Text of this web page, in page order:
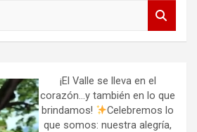
¡El Valle se lleva en el
corazón…y también en lo que
brindamos!
Celebremos lo
que somos: nuestra alegría,